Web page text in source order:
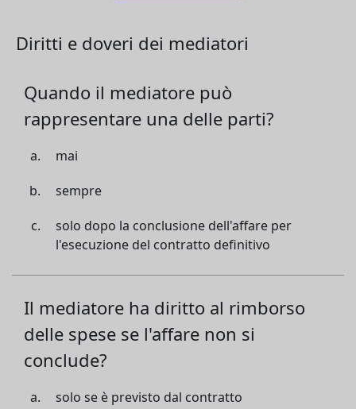
Diritti e doveri dei mediatori
Quando il mediatore può
rappresentare una delle parti?
mai
sempre
solo dopo la conclusione dell'affare per
l'esecuzione del contratto definitivo
Il mediatore ha diritto al rimborso
delle spese se l'affare non si
conclude?
solo se è previsto dal contratto